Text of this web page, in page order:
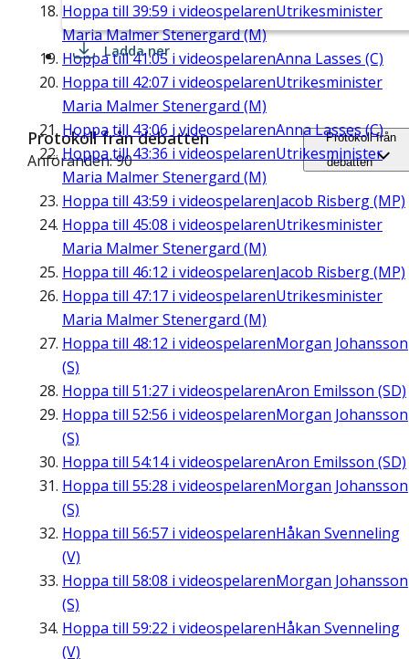
Hoppa till 39:59 i videospelarenUtrikesminister
Maria Malmer Stenergard (M)
Hoppa till41:05 i videospelarenAnna Lasses (C)
Hoppa till 42:07 i videospelarenUtrikesminister
Maria Malmer Stenergard (M)
Hoppa till 43:06 i videospelarenAnna Lasses (C)
Hoppa till43:36 i videospelarenUtrikesminister
Maria Malmer Stenergard (M)
Hoppa till 43:59 i videospelarenJacob Risberg (MP)
Hoppa till 45:08 i videospelarenUtrikesminister
Maria Malmer Stenergard (M)
Hoppa till 46:12 i videospelarenJacob Risberg (MP)
Hoppa till 47:17 i videospelarenUtrikesminister
Maria Malmer Stenergard (M)
Hoppa till 48:12 i videospelarenMorgan Johansson
(S)
Hoppa till 51:27 i videospelarenAron Emilsson (SD)
Hoppa till 52:56 i videospelarenMorgan Johansson
(S)
Hoppa till 54:14i videospelarenAron Emilsson (SD)
Hoppa till 55:28 i videospelarenMorgan Johansson
(S)
Hoppa till 56:57 i videospelarenHåkan Svenneling
(V)
Hoppa till 58:08 i videospelarenMorgan Johansson
(S)
Hoppa till 59:22 i videospelarenHåkan Svenneling
(V)
Ladda ner
Protokoll från debatten
Anföranden: 90
Protokoll från
debatten